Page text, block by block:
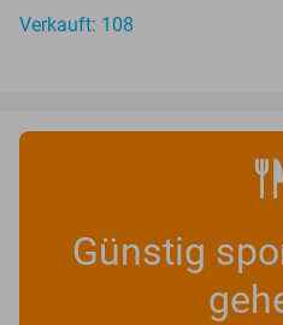
Verkauft: 108
Günstig